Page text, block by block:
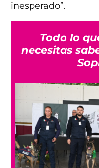
inesperado”.
Todo lo
necesitas